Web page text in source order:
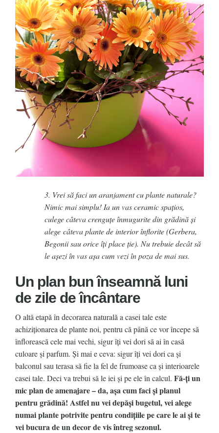
3. Vrei să faci un aranjament cu plante naturale?
Nimic mai simplu! Ia un vas ceramic spațios,
culege câteva crenguțe înmugurite din grădină și
alege câteva plante de interior înflorite (Gerbera,
Begonii sau orice îți place ție). Nu trebuie decât să
le așezi în vas așa cum vezi în poza de mai sus.
Un plan bun înseamnă luni
de zile de încântare
O altă etapă în decorarea naturală a casei tale este
achiziţionarea de plante noi, pentru că până ce vor începe să
înflorească cele mai vechi, sigur îţi vei dori să ai în casă
culoare şi parfum. Şi mai e ceva: sigur îţi vei dori ca şi
balconul sau terasa să fie la fel de frumoase ca şi interioarele
casei tale. Deci va trebui să le iei şi pe ele în calcul. Fă-ţi un
mic plan de amenajare – da, aşa cum faci şi planul
pentru grădină! Astfel nu vei depăşi bugetul, vei alege
numai plante potrivite pentru condiţiile pe care le ai şi te
vei bucura de un decor de vis întreg sezonul.